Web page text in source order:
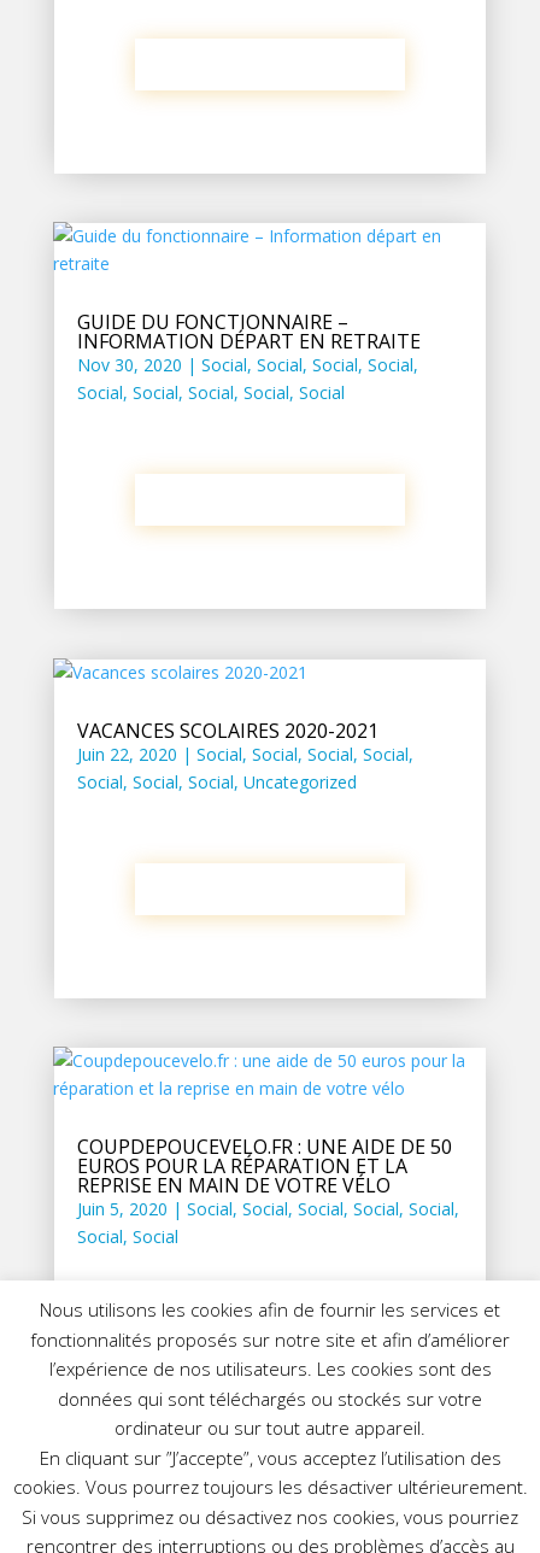
GUIDE DU FONCTIONNAIRE –
INFORMATION DÉPART EN RETRAITE
Nov 30, 2020 | Social, Social, Social, Social,
Social, Social, Social, Social, Social
VACANCES SCOLAIRES 2020-2021
Juin 22, 2020 | Social, Social, Social, Social,
Social, Social, Social, Uncategorized
COUPDEPOUCEVELO.FR : UNE AIDE DE 50
EUROS POUR LA RÉPARATION ET LA
REPRISE EN MAIN DE VOTRE VÉLO
Juin 5, 2020 | Social, Social, Social, Social, Social,
Social, Social
Nous utilisons les cookies afin de fournir les services et
fonctionnalités proposés sur notre site et afin d’améliorer
l’expérience de nos utilisateurs. Les cookies sont des
données qui sont téléchargés ou stockés sur votre
ordinateur ou sur tout autre appareil.
En cliquant sur ”J’accepte”, vous acceptez l’utilisation des
cookies. Vous pourrez toujours les désactiver ultérieurement.
Si vous supprimez ou désactivez nos cookies, vous pourriez
rencontrer des interruptions ou des problèmes d’accès au